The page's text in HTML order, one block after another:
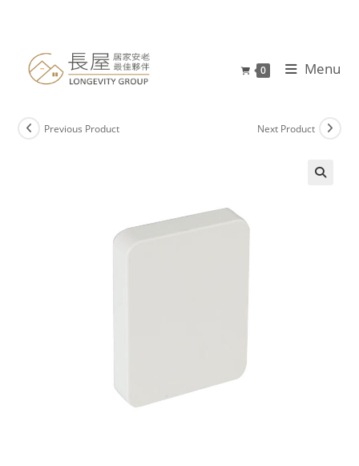
0 Menu
Previous Product Next Product